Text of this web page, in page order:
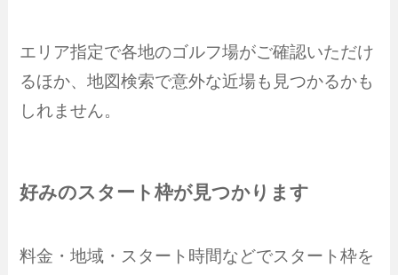
エリア指定で各地のゴルフ場がご確認いただけ
るほか、地図検索で意外な近場も見つかるかも
しれません。
好みのスタート枠が見つかります
料金・地域・スタート時間などでスタート枠を